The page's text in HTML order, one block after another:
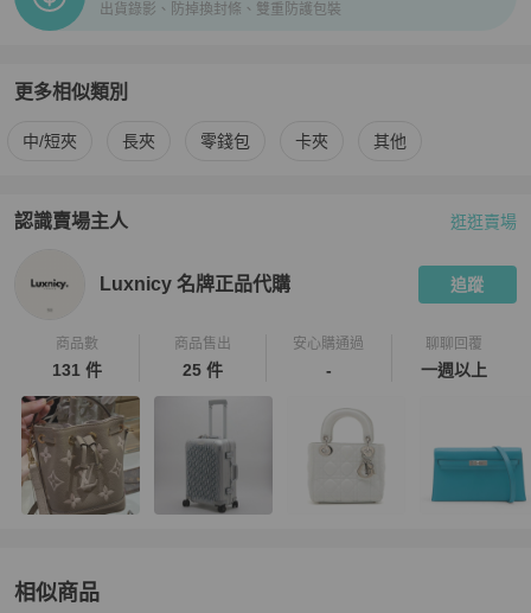
出貨錄影、防掉換封條、雙重防護包裝
更多相似類別
更多Chanel 女士錢包 / 小皮件相似商品推薦
中/短夾 長夾 零錢包 卡夾 其他
認識賣場主人
PopChill 拍拍圈嚴選賣家
逛逛賣場
Luxnicy 名牌正品代購 追蹤
商品數
131 件
商品售出
25 件
安心購通過
-
聊聊回覆
一週以上
相似商品